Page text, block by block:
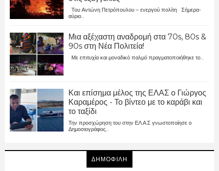
Του Αντώνη Πετρόπουλου – ενεργού πολίτη Σήμερα-
αύριο...
Μια αξέχαστη αναδρομή στα 70s, 80s &
90s στη Νέα Πολιτεία!
Με επιτυχία και μοναδικό παλμό πραγματοποιήθηκε το...
Και επίσημα μέλος της ΕΛΑΣ ο Γιώργος
Καραμέρος - Το βίντεο με το καράβι και
το ταξίδι
Την προσχώρηση του στην ΕΛ.Α.Σ γνωστοποίησε ο
Δημοσιογράφος...
ΔΗΜΟΦΙΛΗ